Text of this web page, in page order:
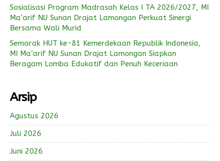
Sosialisasi Program Madrasah Kelas I TA 2026/2027, MI
Ma’arif NU Sunan Drajat Lamongan Perkuat Sinergi
Bersama Wali Murid
Semarak HUT ke-81 Kemerdekaan Republik Indonesia,
MI Ma’arif NU Sunan Drajat Lamongan Siapkan
Beragam Lomba Edukatif dan Penuh Keceriaan
Arsip
Agustus 2026
Juli 2026
Juni 2026